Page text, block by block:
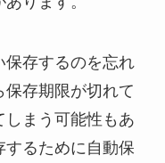
保存するのを忘れ
存期限が切れて
しまう可能性もあ
するために自動保